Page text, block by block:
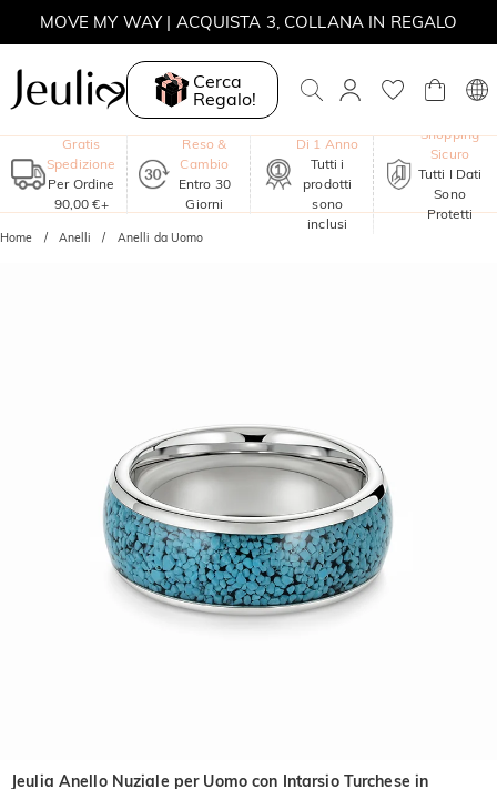
MOVE MY WAY | ACQUISTA 3, COLLANA IN REGALO
Cerca
Regalo!
Gratis
Spedizione
Per Ordine
90,00 €+
Reso &
Cambio
Entro 30
Giorni
Di 1 Anno
Tutti i
prodotti
sono
inclusi
Shopping
Sicuro
Tutti I Dati
Sono
Protetti
Home Anelli Anelli da Uomo
Jeulia Anello Nuziale per Uomo con Intarsio Turchese in